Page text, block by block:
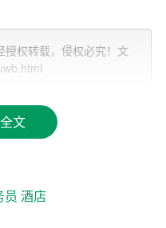
养。
员之间的学习平台，促
授权转载，侵权必究！文
文
员 酒店